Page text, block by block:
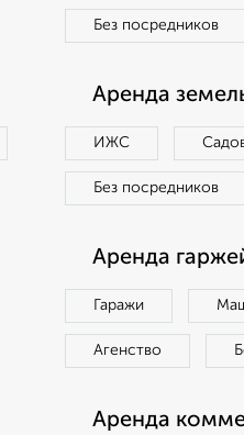
Без посредников
Аренда
ИЖС
Без посредников
Аренда
Гаражи
Агенство
Аренда